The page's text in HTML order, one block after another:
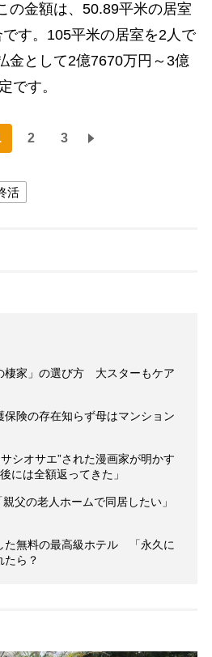
の金額は、50.89平米の居室
す。105平米の居室を2人で
金として2億7670万円～3億
です。
2 3
活
棲家」の選び方 大スターもケア
険の存在知らず母はマンション
シオサエ”された漫画家が明かす
は全額返ってきた」
父の老人ホームで同居したい」
た無料の最高級ホテル 「永久に
たら？